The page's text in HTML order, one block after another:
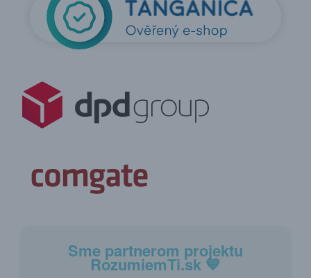
Sme partnerom projektu
RozumiemTi.sk 💙